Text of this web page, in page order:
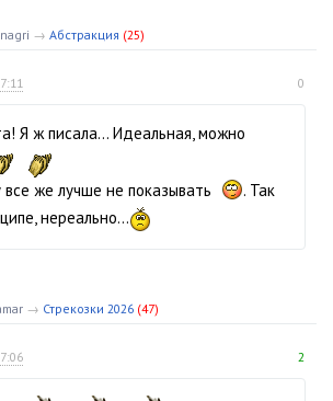
→ Абстракция (25)
0
Я ж писала… Идеальная, можно
же лучше не показывать
. Так
нереально...
→ Стрекозки 2026 (47)
2